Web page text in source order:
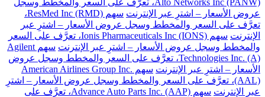
Alto Networks Inc (PANW)، تعرَّف على السعر والمخطط وسجل
عروض الأسعار – اشترِ عبر الإنترنت
سهم ResMed Inc (RMD)،
تعرَّف على السعر والمخطط وسجل عروض الأسعار – اشترِ عبر
الإنترنت
سهم Ionis Pharmaceuticals Inc (IONS)، تعرَّف على السعر
والمخطط وسجل عروض الأسعار – اشترِ عبر الإنترنت
سهم Agilent
Technologies Inc. (A)، تعرَّف على السعر والمخطط وسجل عروض
الأسعار – اشترِ عبر الإنترنت
سهم American Airlines Group Inc.
(AAL)، تعرَّف على السعر والمخطط وسجل عروض الأسعار – اشترِ
عبر الإنترنت
سهم Advance Auto Parts Inc. (AAP)، تعرَّف على